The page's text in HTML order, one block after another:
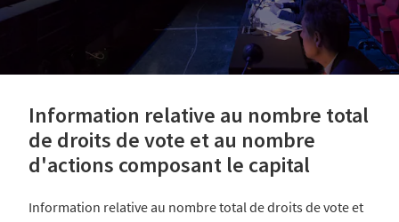
Information relative au nombre total
de droits de vote et au nombre
d'actions composant le capital
Information relative au nombre total de droits de vote et